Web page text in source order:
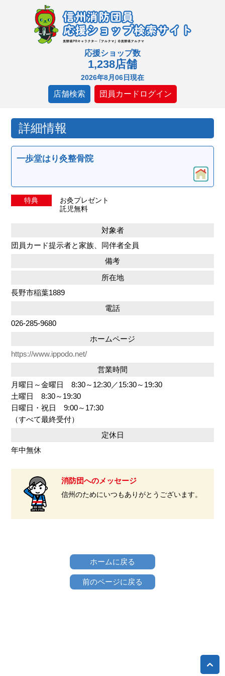
応援ショップ数
1,238店舗
2026年8月06日現在
店舗検索 団員カードログイン
詳細情報
一歩堂はり灸整骨院
特典
お灸プレゼント
託児無料
対象者
団員カード提示者と家族、同伴者全員
備考
所在地
長野市稲葉1889
電話
026-285-9680
ホームページ
https://www.ippodo.net/
営業時間
月曜日～金曜日 8:30～12:30／15:30～19:30
土曜日 8:30～19:30
日曜日・祝日 9:00～17:30
（すべて最終受付）
定休日
年中無休
消防団へのメッセージ
信州のためにいつもありがとうございます。
ホームに戻る
前のページに戻る